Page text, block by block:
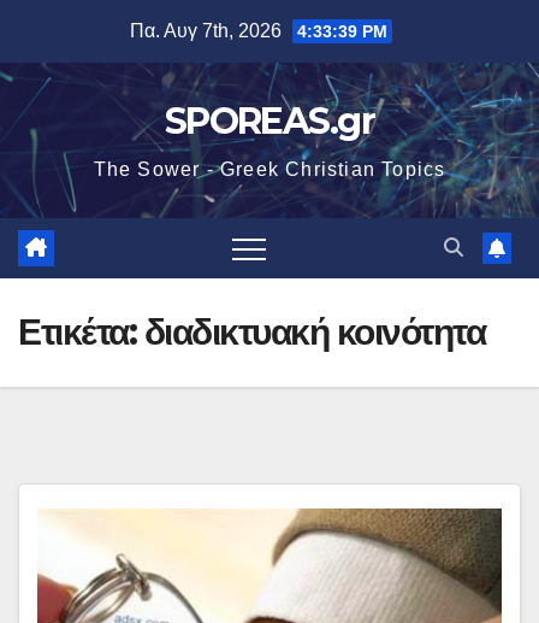
περιεχόμενο
Πα. Αυγ 7th, 2026 4:33:39 PM
SPOREAS.gr
The Sower - Greek Christian Topics
Ετικέτα:διαδικτυακή κοινότητα